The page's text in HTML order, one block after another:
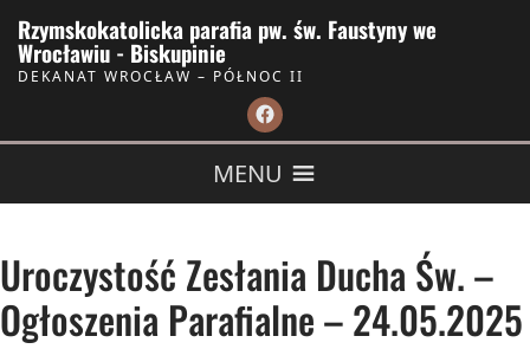
Rzymskokatolicka parafia pw. św. Faustyny we
Wrocławiu - Biskupinie
DEKANAT WROCŁAW – PÓŁNOC II
MENU
Uroczystość Zesłania Ducha Św. –
Ogłoszenia Parafialne – 24.05.2025